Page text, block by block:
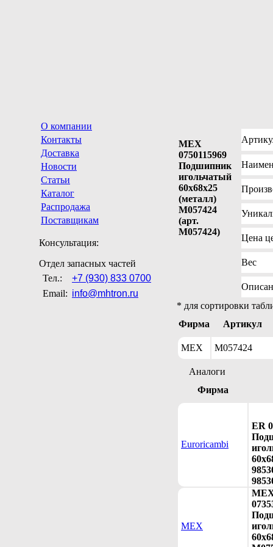
О компании
Контакты
Доставка
Новости
Статьи
Каталог
Распродажа
Поставщикам
Консультация:
Отдел запасных частей
Тел.:
+7 (930) 833 0700
Email: info@mhtron.ru
MEX
0750115969
Подшипник
игольчатый
60x68x25
(металл)
M057424
(арт.
M057424)
Цена
Вес
* для сортировки
Фирма
Артикул
MEX M057424
Аналоги
Фирма
Euroricambi
ER
MEX